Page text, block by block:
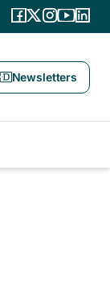
Newsletters